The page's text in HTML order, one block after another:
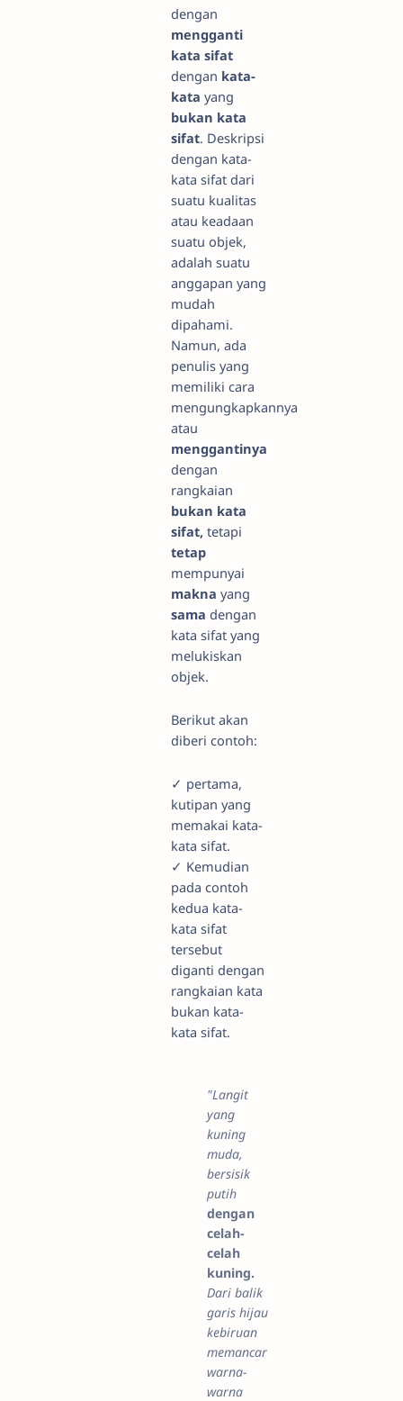
dengan
mengganti
kata sifat
dengan kata-
kata yang
bukan kata
sifat. Deskripsi
dengan kata-
kata sifat dari
suatu kualitas
atau keadaan
suatu objek,
adalah suatu
anggapan yang
mudah
dipahami.
Namun, ada
penulis yang
memiliki cara
mengungkapkannya
atau
menggantinya
dengan
rangkaian
bukan kata
sifat, tetapi
tetap
mempunyai
makna yang
sama dengan
kata sifat yang
melukiskan
objek.
Berikut akan
diberi contoh:
✓ pertama,
kutipan yang
memakai kata-
kata sifat.
✓ Kemudian
pada contoh
kedua kata-
kata sifat
tersebut
diganti dengan
rangkaian kata
bukan kata-
kata sifat.
"Langit
yang
kuning
muda,
bersisik
putih
dengan
celah-
celah
kuning.
Dari balik
garis hijau
kebiruan
memancar
warna-
warna